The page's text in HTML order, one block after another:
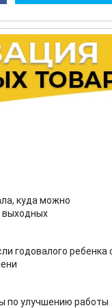
куда можно
выходных
годовалого ребенка
по улучшению работы